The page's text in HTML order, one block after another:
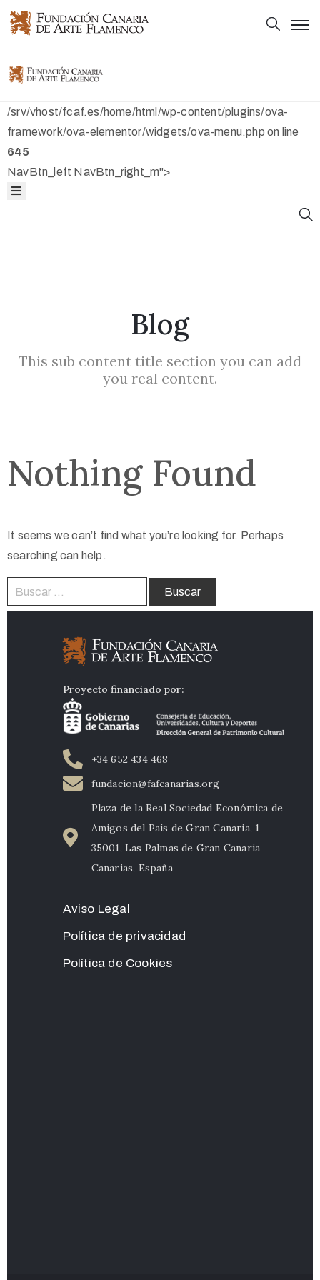
Principal
Mapas
Bibliografía
Fundación
/srv/vhost/fcaf.es/home/html/wp-content/plugins/ova-
framework/ova-elementor/widgets/ova-menu.php on line
645
NavBtn_left NavBtn_right_m">
Principal
Colección
Mapas
Bibliografía
Blog
This sub content title section you can add
you real content.
Nothing Found
It seems we can’t find what you’re looking for. Perhaps
searching can help.
Proyecto financiado por:
+34 652 434 468
fundacion@fafcanarias.org
Plaza de la Real Sociedad Económica de
Amigos del País de Gran Canaria, 1
35001, Las Palmas de Gran Canaria
Canarias, España
Aviso Legal
Política de privacidad
Política de Cookies